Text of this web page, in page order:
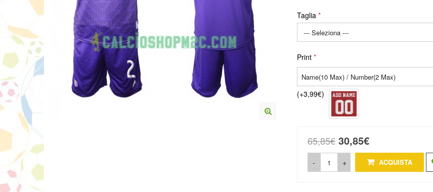
Taglia
Print
(+3,99€)
65,85€ 30,85€
- + ACQUISTA